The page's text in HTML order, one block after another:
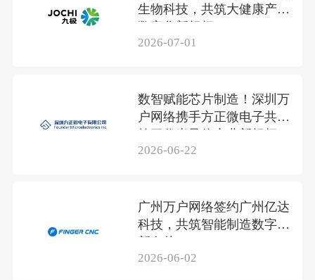
生物科技，共筑大健康产业
2026-07-01
数智赋能芯片制造！深圳万
户网络携手方正微电子共筑
2026-06-22
广州万户网络签约广州亿达
科技，共筑智能制造数字化
新名片
2026-06-02